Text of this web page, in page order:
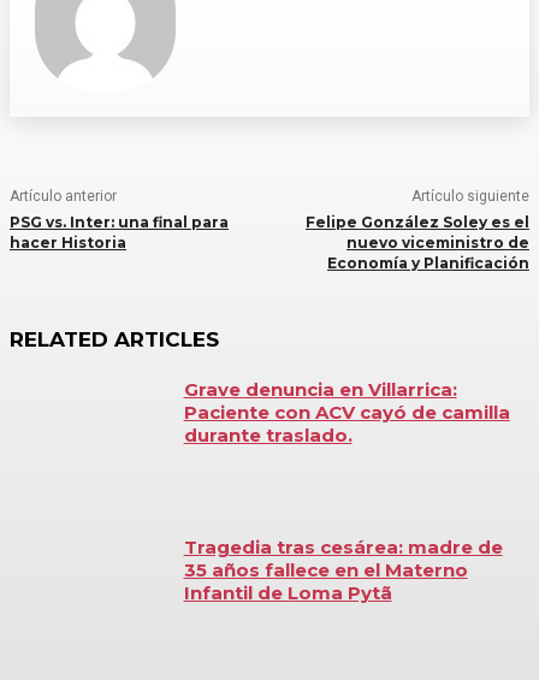
Artículo anterior
PSG vs. Inter: una final para
hacer Historia
Artículo siguiente
Felipe González Soley es el
nuevo viceministro de
Economía y Planificación
RELATED ARTICLES
Grave denuncia en Villarrica:
Paciente con ACV cayó de camilla
durante traslado.
Tragedia tras cesárea: madre de
35 años fallece en el Materno
Infantil de Loma Pytã